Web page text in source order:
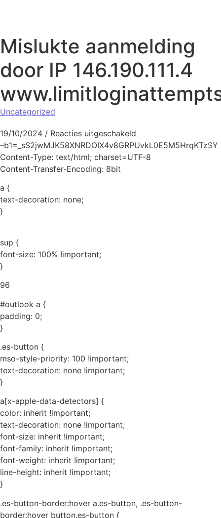
Mislukte aanmelding
door IP 146.190.111.4
Uncategorized
19/10/2024 / Reacties uitgeschakeld
–b1=_sS2jwMJK58XNRDOIX4v8GRPUvkL0E5M5HrqKTzSY
Content-Type: text/html; charset=UTF-8
Content-Transfer-Encoding: 8bit
a {
text-decoration: none;
}
sup {
font-size: 100% !important;
}
96
#outlook a {
padding: 0;
}
.es-button {
mso-style-priority: 100 !important;
text-decoration: none !important;
}
a[x-apple-data-detectors] {
color: inherit !important;
text-decoration: none !important;
font-size: inherit !important;
font-family: inherit !important;
font-weight: inherit !important;
line-height: inherit !important;
}
.es-button-border:hover a.es-button, .es-button-
border:hover button.es-button {